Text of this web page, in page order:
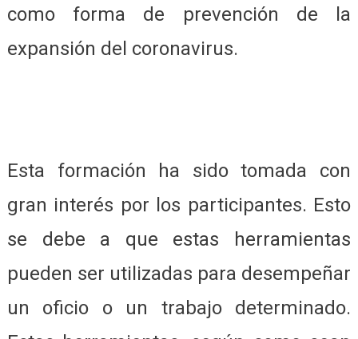
como forma de prevención de la
expansión del coronavirus.
Esta formación ha sido tomada con
gran interés por los participantes. Esto
se debe a que estas herramientas
pueden ser utilizadas para desempeñar
un oficio o un trabajo determinado.